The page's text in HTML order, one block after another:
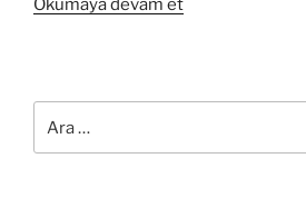
Okumaya devam et